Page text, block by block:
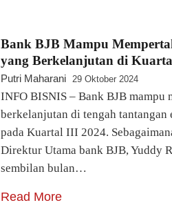
Bank BJB Mampu
yang Berkelanjutan di
Putri Maharani 29 Oktober 2024
INFO BISNIS – Bank BJB mampu
berkelanjutan di tengah
pada Kuartal III 2024.
Direktur Utama bank BJB, Yuddy
sembilan bulan…
Read More